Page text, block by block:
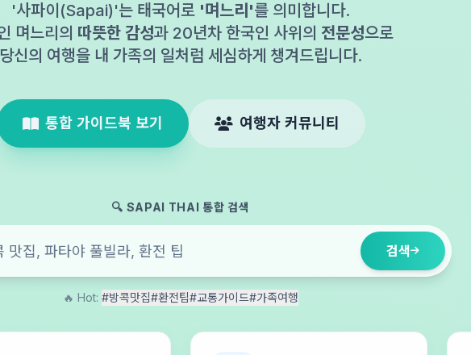
'사파이(Sapai)'는 태국어로 '며느리'를 의미합니다.
며느리의 따뜻한 감성과 20년차 한국인 사위의 전문성으로
당신의 여행을 내 가족의 일처럼 세심하게 챙겨드립니다.
통합 가이드북 보기 여행자 커뮤니티
🔍 SAPAI THAI 통합 검색
검색
🔥 Hot: #방콕맛집#환전팁#교통가이드#가족여행